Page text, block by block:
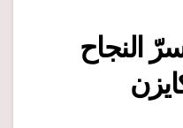
النجاح